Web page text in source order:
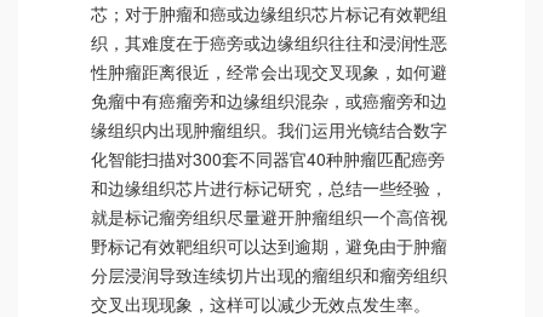
芯；对于肿瘤和癌或边缘组织芯片标记有效靶组
织，其难度在于癌旁或边缘组织往往和浸润性恶
性肿瘤距离很近，经常会出现交叉现象，如何避
免瘤中有癌瘤旁和边缘组织混杂，或癌瘤旁和边
缘组织内出现肿瘤组织。我们运用光镜结合数字
化智能扫描对300套不同器官40种肿瘤匹配癌旁
和边缘组织芯片进行标记研究，总结一些经验，
就是标记瘤旁组织尽量避开肿瘤组织一个高倍视
野标记有效靶组织可以达到逾期，避免由于肿瘤
分层浸润导致连续切片出现的瘤组织和瘤旁组织
交叉出现现象，这样可以减少无效点发生率。